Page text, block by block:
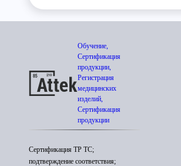
Обучение,
Сертификация
продукции,
Регистрация
медицинских
изделий,
Сертификация
продукции
Сертификация ТР ТС;
подтверждение соответствия;